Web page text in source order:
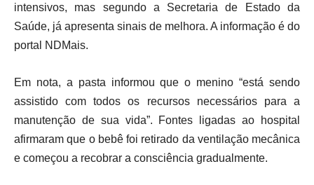
intensivos, mas segundo a Secretaria de Estado da
Saúde, já apresenta sinais de melhora. A informação é do
portal NDMais.
Em nota, a pasta informou que o menino “está sendo
assistido com todos os recursos necessários para a
manutenção de sua vida”. Fontes ligadas ao hospital
afirmaram que o bebê foi retirado da ventilação mecânica
e começou a recobrar a consciência gradualmente.